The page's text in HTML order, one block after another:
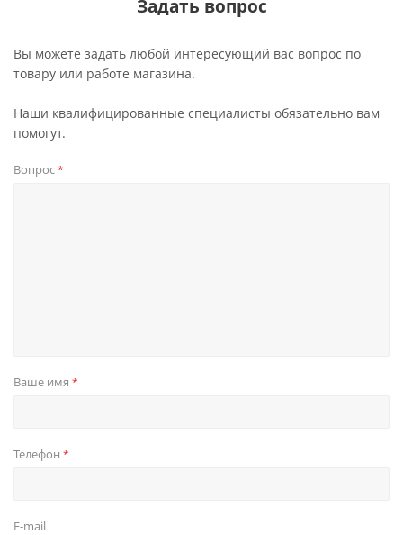
Задать вопрос
Вы можете задать любой интересующий вас вопрос по
товару или работе магазина.
Наши квалифицированные специалисты обязательно вам
помогут.
Вопрос*
Ваше имя *
Телефон *
E-mail